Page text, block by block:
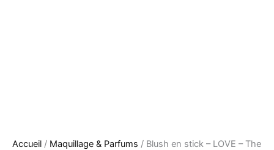
Accueil / Maquillage & Parfums / Blush en stick – LOVE – The